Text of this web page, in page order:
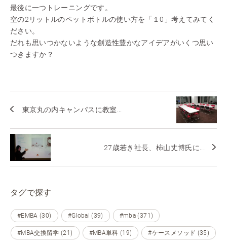
最後に一つトレーニングです。
空の2リットルのペットボトルの使い方を「１0」考えてみてく
ださい。
だれも思いつかないような創造性豊かなアイデアがいくつ思い
つきますか？
東京丸の内キャンパスに教室...
27歳若き社長、柿山丈博氏に...
タグで探す
#EMBA (30) #Global (39) #mba (371)
#MBA交換留学 (21) #MBA単科 (19) #ケースメソッド (35)